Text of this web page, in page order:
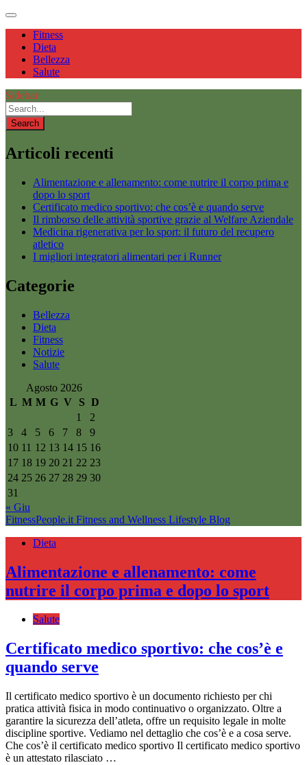
Fitness
Dieta
Bellezza
Salute
Sidebar
Articoli recenti
Alimentazione e allenamento: come nutrire il corpo prima e
dopo lo sport
Certificato medico sportivo: che cos’è e quando serve
Il rimborso delle attività sportive grazie al Welfare Aziendale
Medicina rigenerativa per lo sport: il futuro del recupero
atletico
I migliori integratori alimentari per i Runner
Categorie
Bellezza
Dieta
Fitness
Notizie
Salute
Agosto 2026
L M M G V S D
1
2
3
4 5 6 7 8
9
10 11 12 13 14 15 16
17 18 19 20 21 22 23
24 25 26 27 28 29 30
31
« Giu
FitnessPeople.it Fitness and Wellness Lifestyle Blog
Dieta
Alimentazione e allenamento: come
nutrire il corpo prima e dopo lo sport
Salute
Certificato medico sportivo: che cos’è e
quando serve
Il certificato medico sportivo è un documento richiesto per chi
pratica attività fisica in modo continuativo o organizzato. Oltre a
garantire la sicurezza dell’atleta, offre un requisito legale in molte
discipline sportive. Vediamo nel dettaglio che cos’è e a cosa serve.
Che cos’è il certificato medico sportivo Il certificato medico sportivo
è un attestato rilasciato …